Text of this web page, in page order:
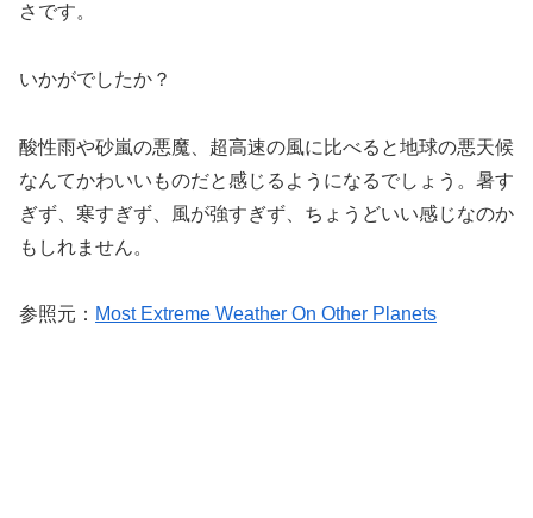
さです。
いかがでしたか？
酸性雨や砂嵐の悪魔、超高速の風に比べると地球の悪天候
なんてかわいいものだと感じるようになるでしょう。暑す
ぎず、寒すぎず、風が強すぎず、ちょうどいい感じなのか
もしれません。
参照元： Most Extreme Weather On Other Planets